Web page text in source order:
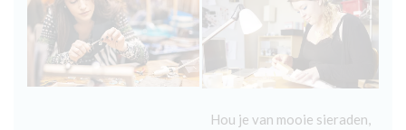
Hou je van mooie sieraden,